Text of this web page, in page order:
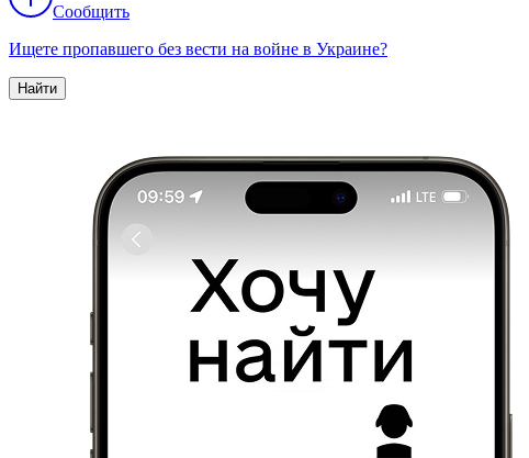
Сообщить
Ищете пропавшего без вести на войне в Украине?
Найти